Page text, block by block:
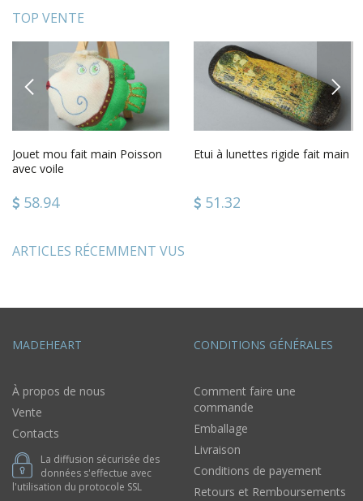
TOP VENTE
PREVIOUS
Jouet mou fait main Poisson
avec voile
58.94
Etui à lunettes rigide fait main
51.32
NEXT
ARTICLES RÉCEMMENT VUS
MADEHEART
À propos de nous
Vente
Contacts
La diffusion sécurisée des
données s'effectue avec
l'utilisation du protocole SSL
CONDITIONS GÉNÉRALES
Comment faire une
commande
Emballage
Livraison
Conditions de payement
Retours et Remboursements